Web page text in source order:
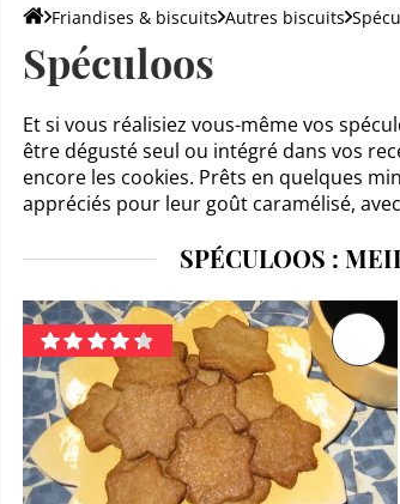
Friandises & biscuits Autres biscuits
Spéculoos
Et si vous réalisiez vous-même vos
être dégusté seul ou intégré dans vos
encore les cookies. Prêts en quelques
appréciés pour leur goût caramélisé,
SPÉCULOOS :